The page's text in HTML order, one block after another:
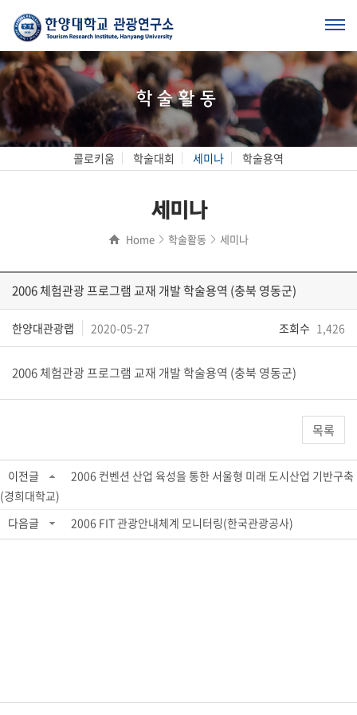
학술활동
콜로키움 학술대회 세미나 학술용역
세미나
Home 학술활동 세미나
2006 체험관광 프로그램 교재 개발 학술용역 (충북 영동군)
한양대관광랩 2020-05-27 조회수 1,426
2006 체험관광 프로그램 교재 개발 학술용역 (충북 영동군)
목록
이전글
2006 컨벤션 산업 육성을 통한 서울형 미래 도시산업 기반구축
(경희대학교)
다음글
2006 FIT 관광안내체계 모니터링(한국관광공사)